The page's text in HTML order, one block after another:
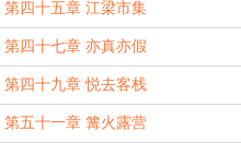
第四十五章 江梁市集
第四十七章 亦真亦假
第四十九章 悦去客栈
第五十一章 篝火露营